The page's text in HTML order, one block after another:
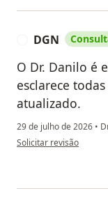
DGN
O Dr. Danilo é
esclarece
atualizado.
29 de julho de 2026 •
na opinião do utilizador
Solicitar revisão